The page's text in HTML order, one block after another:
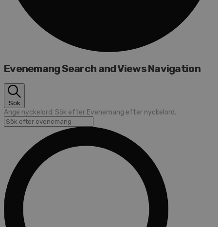
Evenemang Search and Views Navigation
Sök
Ange nyckelord. Sök efter Evenemang efter nyckelord.